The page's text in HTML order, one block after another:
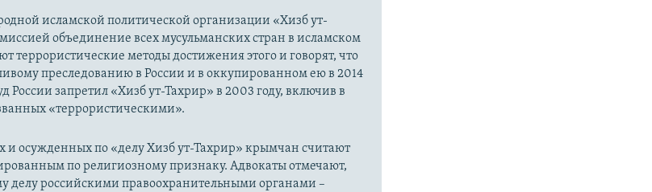
исламской политической организации «Хизб ут-
объединение всех мусульманских стран в исламском
террористические методы достижения этого и говорят, что
преследованию в России и в оккупированном ею в 2014
России запретил «Хизб ут-Тахрир» в 2003 году, включив в
«террористическими».
и осужденных по «делу Хизб ут-Тахрир» крымчан считают
по религиозному признаку. Адвокаты отмечают,
делу российскими правоохранительными органами –